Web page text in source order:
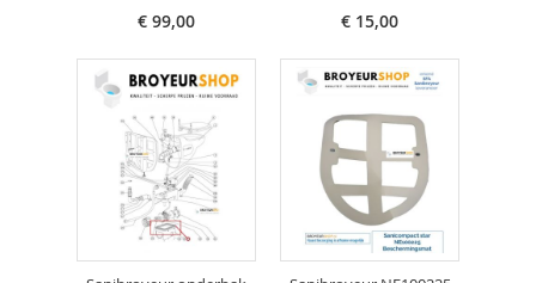
€ 99,00 € 15,00